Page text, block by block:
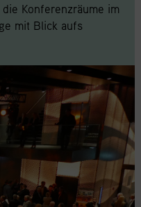
Konferenzräume im
mit Blick aufs